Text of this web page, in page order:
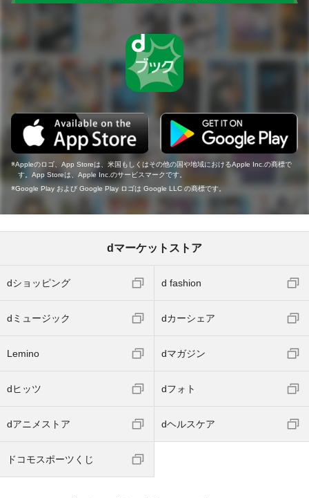
Appleのロゴ、App Storeは、米国もしくはその他の国や地域におけるApple Inc.の商標で
す。App Storeは、Apple Inc.のサービスマークです。
Google Play および Google Play ロゴは Google LLC の商標です。
dマーケットストア
dショッピング d fashion
dミュージック dカーシェア
Lemino dマガジン
dヒッツ dフォト
dアニメストア dヘルスケア
ドコモスポーツくじ